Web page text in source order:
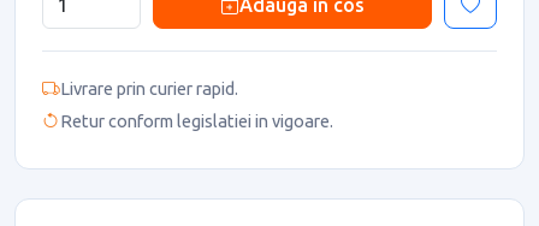
Livrare prin curier rapid.
Retur conform legislatiei in vigoare.